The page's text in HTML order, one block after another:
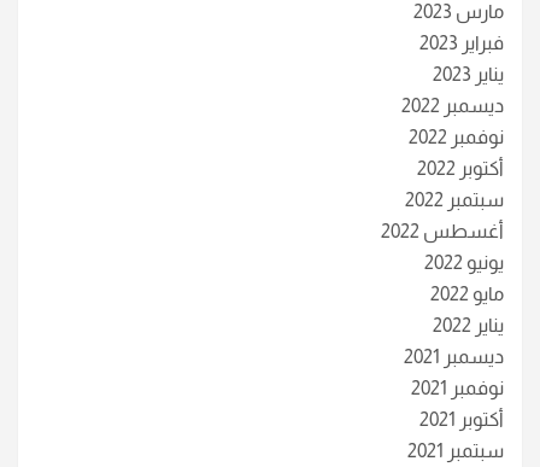
مارس 2023
فبراير 2023
يناير 2023
ديسمبر 2022
نوفمبر 2022
أكتوبر 2022
سبتمبر 2022
أغسطس 2022
يونيو 2022
مايو 2022
يناير 2022
ديسمبر 2021
نوفمبر 2021
أكتوبر 2021
سبتمبر 2021